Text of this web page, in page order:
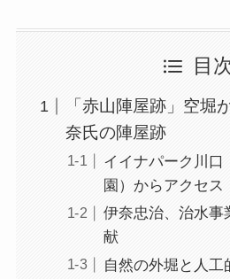
目
「赤山陣屋跡」空堀
奈氏の陣屋跡
イイナパーク川口
園）からアクセス
伊奈忠治、治水事
献
自然の外堀と人工